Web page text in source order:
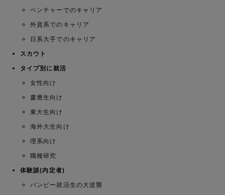
ベンチャーでのキャリア
外資系でのキャリア
日系大手でのキャリア
スカウト
タイプ別に就活
女性向け
慶應生向け
東大生向け
海外大生向け
理系向け
職種研究
体験談(内定者)
パンピー就活生の大逆襲